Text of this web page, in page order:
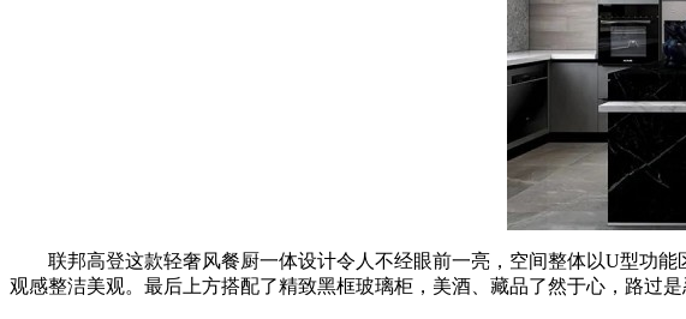
联邦高登这款轻奢风餐厨一体设计令人不经眼前一亮，空间整体以U型功能
观感整洁美观。最后上方搭配了精致黑框玻璃柜，美酒、藏品了然于心，路过是